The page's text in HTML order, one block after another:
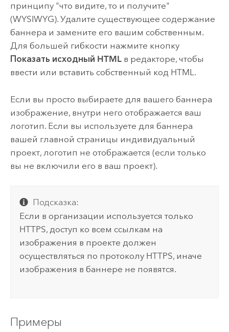
принципу "что видите, то и получите"
(WYSIWYG). Удалите существующее содержание
баннера и замените его вашим собственным.
Для большей гибкости нажмите кнопку
Показать исходный HTMLв редакторе, чтобы
ввести или вставить собственный код HTML.
Если вы просто выбираете для вашего баннера
изображение, внутри него отображается ваш
логотип. Если вы используете для баннера
вашей главной страницы индивидуальный
проект, логотип не отображается (если только
вы не включили его в ваш проект).
Подсказка:
Если в организации используется только
HTTPS, доступ ко всем ссылкам на
изображения в проекте должен
осуществляться по протоколу HTTPS, иначе
изображения в баннере не появятся.
Примеры